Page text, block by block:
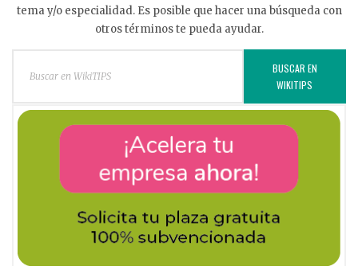
tema y/o especialidad. Es posible que hacer una búsqueda con
otros términos te pueda ayudar.
BUSCAR EN
WIKITIPS